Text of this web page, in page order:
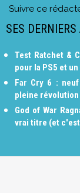
Suivre ce
SES DERNIERS
Test Ratchet &
pour la PS5 et
Far Cry 6 :
pleine révolution
God of War
vrai titre (et